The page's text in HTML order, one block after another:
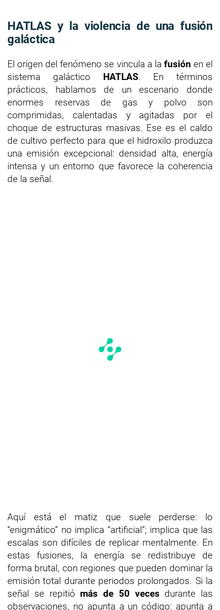
HATLAS y la violencia de una fusión
galáctica
El origen del fenómeno se vincula a la fusión en el
sistema galáctico HATLAS. En términos
prácticos, hablamos de un escenario donde
enormes reservas de gas y polvo son
comprimidas, calentadas y agitadas por el
choque de estructuras masivas. Ese es el caldo
de cultivo perfecto para que el hidroxilo produzca
una emisión excepcional: densidad alta, energía
intensa y un entorno que favorece la coherencia
de la señal.
Aquí está el matiz que suele perderse: lo
“enigmático” no implica “artificial”; implica que las
escalas son difíciles de replicar mentalmente. En
estas fusiones, la energía se redistribuye de
forma brutal, con regiones que pueden dominar la
emisión total durante periodos prolongados. Si la
señal se repitió más de 50 veces durante las
observaciones, no apunta a un código: apunta a